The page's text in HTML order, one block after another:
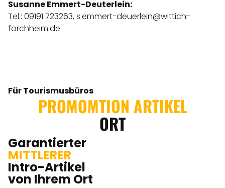
Susanne Emmert-Deuterlein:
Tel.: 09191 723263,s.emmert-deuerlein@wittich-
forchheim.de
Für Tourismusbüros
PROMOMTION ARTIKEL
ORT
Garantierter
MITTLERER
Intro-Artikel
von Ihrem Ort